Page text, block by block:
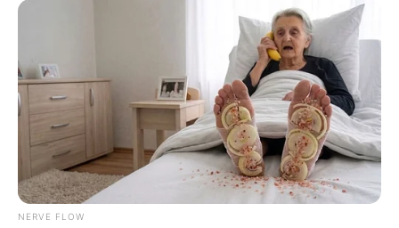
Anti Mainstream, 10 Cara
Membawa Barang Belanjaan
Versi Warga Thailand
NERVE FLOW